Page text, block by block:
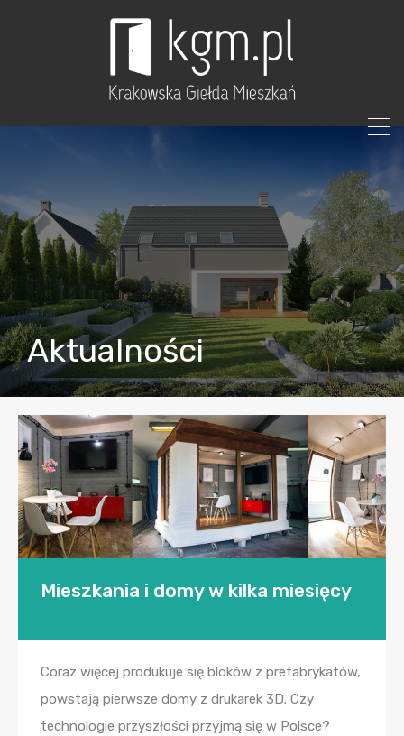
Aktualności
Mieszkania i domy w kilka miesięcy
Coraz więcej produkuje się bloków z prefabrykatów,
powstają pierwsze domy z drukarek 3D. Czy
technologie przyszłości przyjmą się w Polsce?